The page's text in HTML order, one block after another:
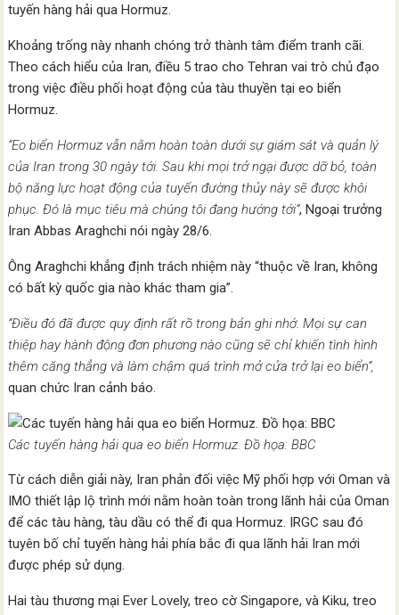
tuyến hàng hải qua Hormuz.
Khoảng trống này nhanh chóng trở thành tâm điểm tranh cãi.
Theo cách hiểu của Iran, điều 5 trao cho Tehran vai trò chủ đạo
trong việc điều phối hoạt động của tàu thuyền tại eo biển
Hormuz.
“Eo biển Hormuz vẫn nằm hoàn toàn dưới sự giám sát và quản lý
của Iran trong 30 ngày tới. Sau khi mọi trở ngại được dỡ bỏ, toàn
bộ năng lực hoạt động của tuyến đường thủy này sẽ được khôi
phục. Đó là mục tiêu mà chúng tôi đang hướng tới”, Ngoại trưởng
Iran Abbas Araghchi nói ngày 28/6.
Ông Araghchi khẳng định trách nhiệm này “thuộc về Iran, không
có bất kỳ quốc gia nào khác tham gia”.
“Điều đó đã được quy định rất rõ trong bản ghi nhớ. Mọi sự can
thiệp hay hành động đơn phương nào cũng sẽ chỉ khiến tình hình
thêm căng thẳng và làm chậm quá trình mở cửa trở lại eo biển”,
quan chức Iran cảnh báo.
Các tuyến hàng hải qua eo biển Hormuz. Đồ họa: BBC
Từ cách diễn giải này, Iran phản đối việc Mỹ phối hợp với Oman và
IMO thiết lập lộ trình mới nằm hoàn toàn trong lãnh hải của Oman
để các tàu hàng, tàu dầu có thể đi qua Hormuz. IRGC sau đó
tuyên bố chỉ tuyến hàng hải phía bắc đi qua lãnh hải Iran mới
được phép sử dụng.
Hai tàu thương mại Ever Lovely, treo cờ Singapore, và Kiku, treo